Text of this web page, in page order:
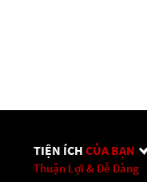
TIỆN ÍCH CỦA BẠN
Thuận Lợi & Dễ Dàng